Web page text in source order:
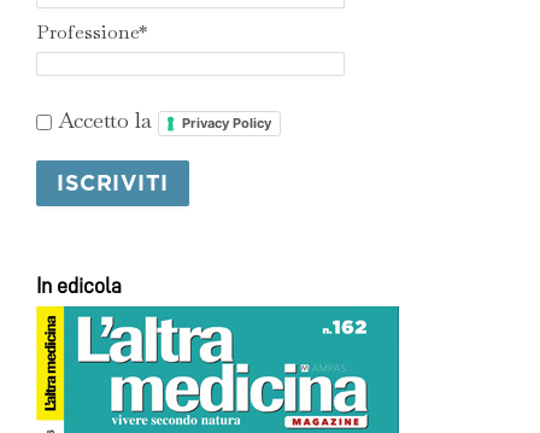
Professione*
Accetto la Privacy Policy
In edicola